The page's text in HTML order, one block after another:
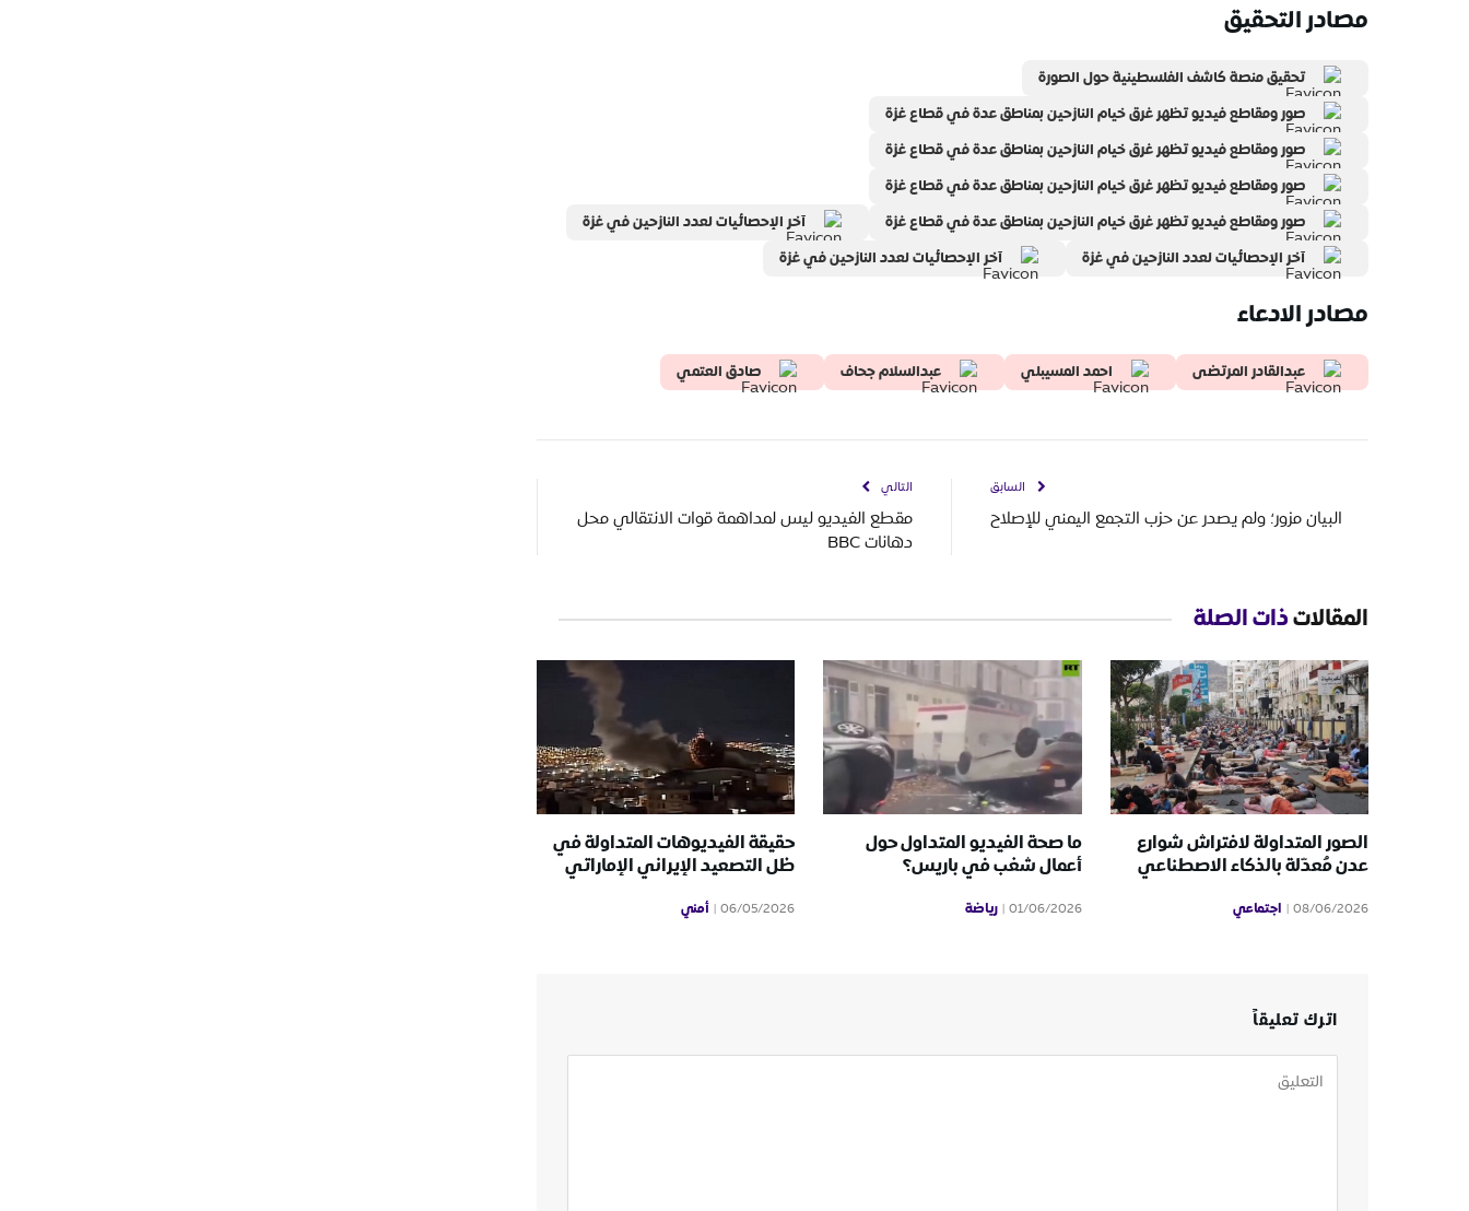
مصادر التحقيق
تحقيق منصة كاشف الفلسطينية حول الصورة
صور ومقاطع فيديو تظهر غرق خيام النازحين بمناطق عدة في قطاع غزة
صور ومقاطع فيديو تظهر غرق خيام النازحين بمناطق عدة في قطاع غزة
صور ومقاطع فيديو تظهر غرق خيام النازحين بمناطق عدة في قطاع غزة
صور ومقاطع فيديو تظهر غرق خيام النازحين بمناطق عدة في قطاع غزة
آخر الإحصائيات لعدد النازحين في غزة
آخر الإحصائيات لعدد النازحين في غزة
آخر الإحصائيات لعدد النازحين في غزة
مصادر الادعاء
عبدالقادر المرتضى احمد المسيبلي عبدالسلام جحاف صادق العتمي
السابق
البيان مزور؛ ولم يصدر عن حزب التجمع اليمني للإصلاح
التالي
مقطع الفيديو ليس لمداهمة قوات الانتقالي محل
دهانات BBC
المقالاتذات الصلة
الصور المتداولة لافتراش شوارع
عدن مُعدّلة بالذكاء الاصطناعي
08/06/2026 اجتماعي
ما صحة الفيديو المتداول حول
أعمال شغب في باريس؟
01/06/2026 رياضة
حقيقة الفيديوهات المتداولة في
ظل التصعيد الإيراني الإماراتي
06/05/2026 أمني
اترك تعليقاً